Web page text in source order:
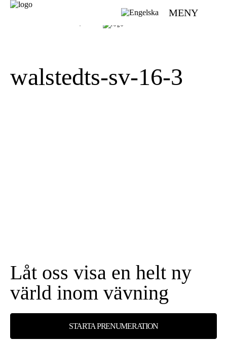
MENY
walstedts-sv-16-3
Låt oss visa en helt ny
värld inom vävning
STARTA PRENUMERATION